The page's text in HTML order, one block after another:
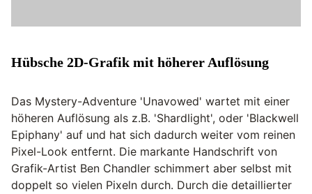
Hübsche 2D-Grafik mit höherer Auflösung
Das Mystery-Adventure 'Unavowed' wartet mit einer
höheren Auflösung als z.B. 'Shardlight', oder 'Blackwell
Epiphany' auf und hat sich dadurch weiter vom reinen
Pixel-Look entfernt. Die markante Handschrift von
Grafik-Artist Ben Chandler schimmert aber selbst mit
doppelt so vielen Pixeln durch. Durch die detaillierter